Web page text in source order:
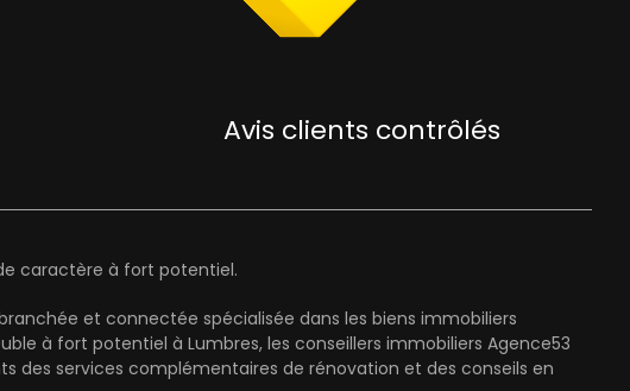
Avis clients contrôlés
caractère à fort potentiel.
et connectée spécialisée dans les biens immobiliers
à fort potentiel à Lumbres, les conseillers immobiliers Agence53
des services complémentaires de rénovation et des conseils en